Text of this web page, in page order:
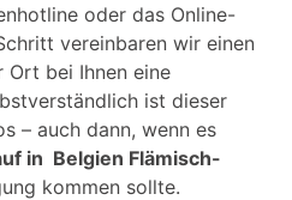
oder das Online-
vereinbaren wir einen
Ort bei Ihnen eine
ist dieser
– auch dann, wenn es
in Belgien Flämisch-
kommen sollte.